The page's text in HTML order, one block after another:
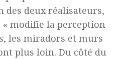
des deux réalisateurs,
« modifie la perception
les miradors et murs
plus loin. Du côté du